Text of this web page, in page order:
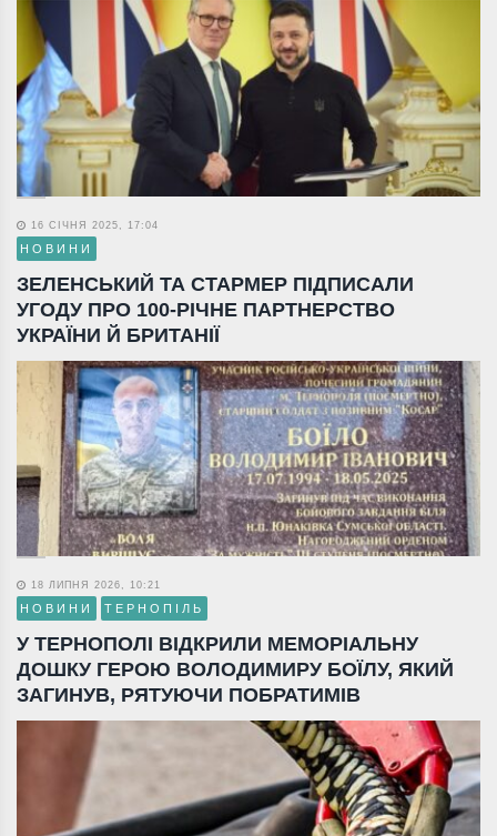
16 СІЧНЯ 2025, 17:04
НОВИНИ
ЗЕЛЕНСЬКИЙ ТА СТАРМЕР ПІДПИСАЛИ
УГОДУ ПРО 100-РІЧНЕ ПАРТНЕРСТВО
УКРАЇНИ Й БРИТАНІЇ
18 ЛИПНЯ 2026, 10:21
НОВИНИ ТЕРНОПІЛЬ
У ТЕРНОПОЛІ ВІДКРИЛИ МЕМОРІАЛЬНУ
ДОШКУ ГЕРОЮ ВОЛОДИМИРУ БОЇЛУ, ЯКИЙ
ЗАГИНУВ, РЯТУЮЧИ ПОБРАТИМІВ